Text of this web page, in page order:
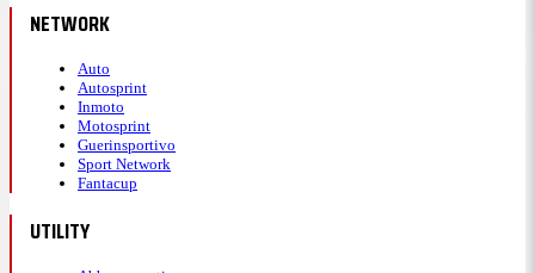
NETWORK
Auto
Autosprint
Inmoto
Motosprint
Guerinsportivo
Sport Network
Fantacup
UTILITY